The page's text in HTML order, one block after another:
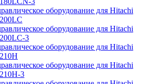
оборудование для Hitachi
оборудование для Hitachi
3
оборудование для Hitachi
оборудование для Hitachi
3